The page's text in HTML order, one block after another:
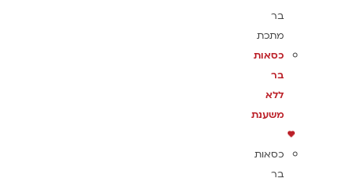
בר
מתכת
כסאות
בר
ללא
משענת
כסאות
בר